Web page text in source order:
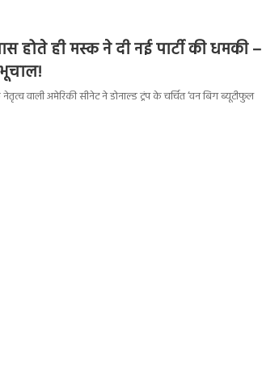
होते ही मस्क ने दी नई पार्टी की धमकी –
वाली अमेरिकी सीनेट ने डोनाल्ड ट्रंप के चर्चित ‘वन बिग ब्यूटीफुल